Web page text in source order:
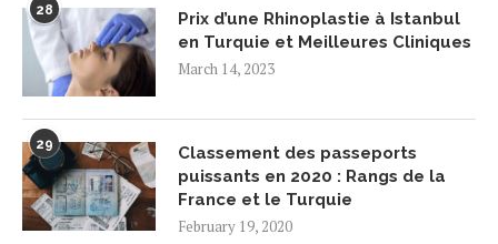
28
Prix d’une Rhinoplastie à Istanbul
en Turquie et Meilleures Cliniques
March 14, 2023
29
Classement des passeports
puissants en 2020 : Rangs de la
France et le Turquie
February 19, 2020